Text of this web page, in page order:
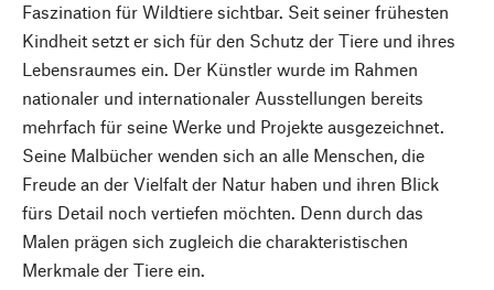
Faszination für Wildtiere sichtbar. Seit seiner frühesten
Kindheit setzt er sich für den Schutz der Tiere und ihres
Lebensraumes ein. Der Künstler wurde im Rahmen
nationaler und internationaler Ausstellungen bereits
mehrfach für seine Werke und Projekte ausgezeichnet.
Seine Malbücher wenden sich an alle Menschen, die
Freude an der Vielfalt der Natur haben und ihren Blick
fürs Detail noch vertiefen möchten. Denn durch das
Malen prägen sich zugleich die charakteristischen
Merkmale der Tiere ein.